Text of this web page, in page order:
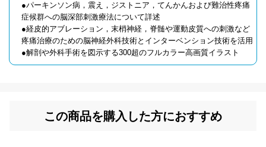
●パーキンソン病，震え，ジストニア，てんかんおよび難治性疼痛
症候群への脳深部刺激療法について詳述
●経皮的アブレーション，末梢神経，脊髄や運動皮質への刺激など
疼痛治療のための脳神経外科技術とインターベンション技術を活用
●解剖や外科手術を図示する300超のフルカラー高画質イラスト
この商品を購入した方におすすめ